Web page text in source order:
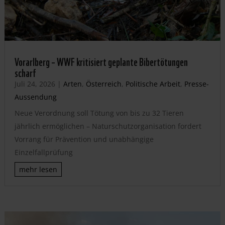
Vorarlberg – WWF kritisiert geplante Bibertötungen
scharf
Juli 24, 2026 | Arten, Österreich, Politische Arbeit, Presse-
Aussendung
Neue Verordnung soll Tötung von bis zu 32 Tieren
jährlich ermöglichen – Naturschutzorganisation fordert
Vorrang für Prävention und unabhängige
Einzelfallprüfung
mehr lesen